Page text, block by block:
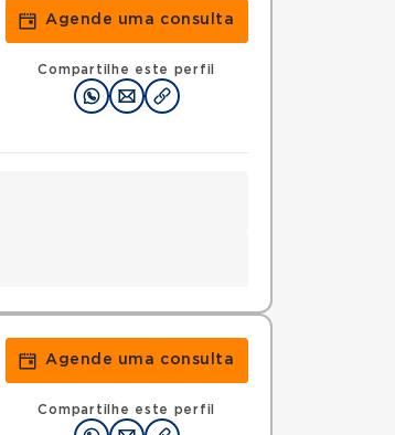
Agende uma consulta
Compartilhe este perfil
Agende uma consulta
Compartilhe este perfil